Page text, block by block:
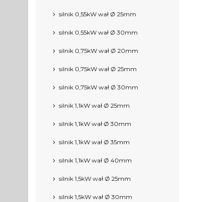
silnik 0,55kW wał Ø 25mm
silnik 0,55kW wał Ø 30mm
silnik 0,75kW wał Ø 20mm
silnik 0,75kW wał Ø 25mm
silnik 0,75kW wał Ø 30mm
silnik 1,1kW wał Ø 25mm
silnik 1,1kW wał Ø 30mm
silnik 1,1kW wał Ø 35mm
silnik 1,1kW wał Ø 40mm
silnik 1,5kW wał Ø 25mm
silnik 1,5kW wał Ø 30mm